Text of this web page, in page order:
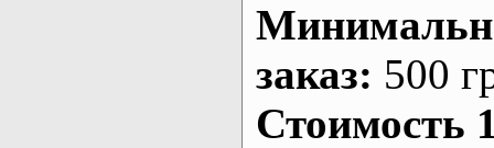
заказ: 500
Стоимость